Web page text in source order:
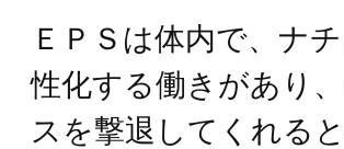
ＥＰＳは体内で、ナ
性化する働きがあり
スを撃退してくれる